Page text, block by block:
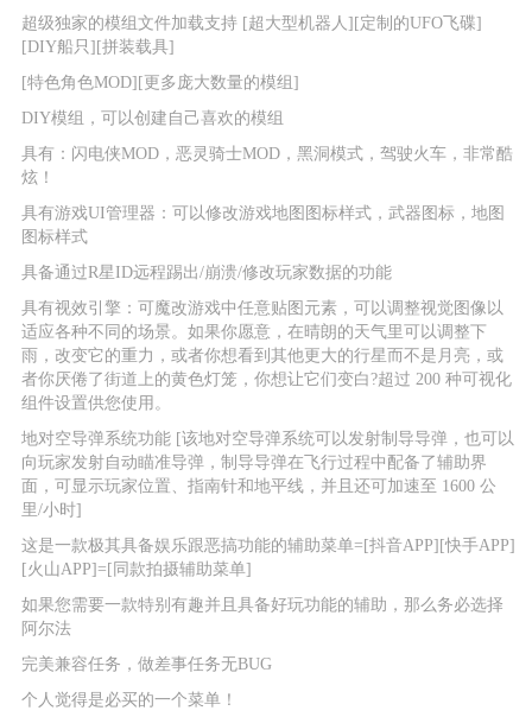
超级独家的模组文件加载支持 [超大型机器人][定制的UFO飞碟]
[DIY船只][拼装载具]
[特色角色MOD][更多庞大数量的模组]
DIY模组，可以创建自己喜欢的模组
具有：闪电侠MOD，恶灵骑士MOD，黑洞模式，驾驶火车，非常酷
炫！
具有游戏UI管理器：可以修改游戏地图图标样式，武器图标，地图
图标样式
具备通过R星ID远程踢出/崩溃/修改玩家数据的功能
具有视效引擎：可魔改游戏中任意贴图元素，可以调整视觉图像以
适应各种不同的场景。如果你愿意，在晴朗的天气里可以调整下
雨，改变它的重力，或者你想看到其他更大的行星而不是月亮，或
者你厌倦了街道上的黄色灯笼，你想让它们变白?超过 200 种可视化
组件设置供您使用。
地对空导弹系统功能 [该地对空导弹系统可以发射制导导弹，也可以
向玩家发射自动瞄准导弹，制导导弹在飞行过程中配备了辅助界
面，可显示玩家位置、指南针和地平线，并且还可加速至 1600 公
里/小时]
这是一款极其具备娱乐跟恶搞功能的辅助菜单=[抖音APP][快手APP]
[火山APP]=[同款拍摄辅助菜单]
如果您需要一款特别有趣并且具备好玩功能的辅助，那么务必选择
阿尔法
完美兼容任务，做差事任务无BUG
个人觉得是必买的一个菜单！